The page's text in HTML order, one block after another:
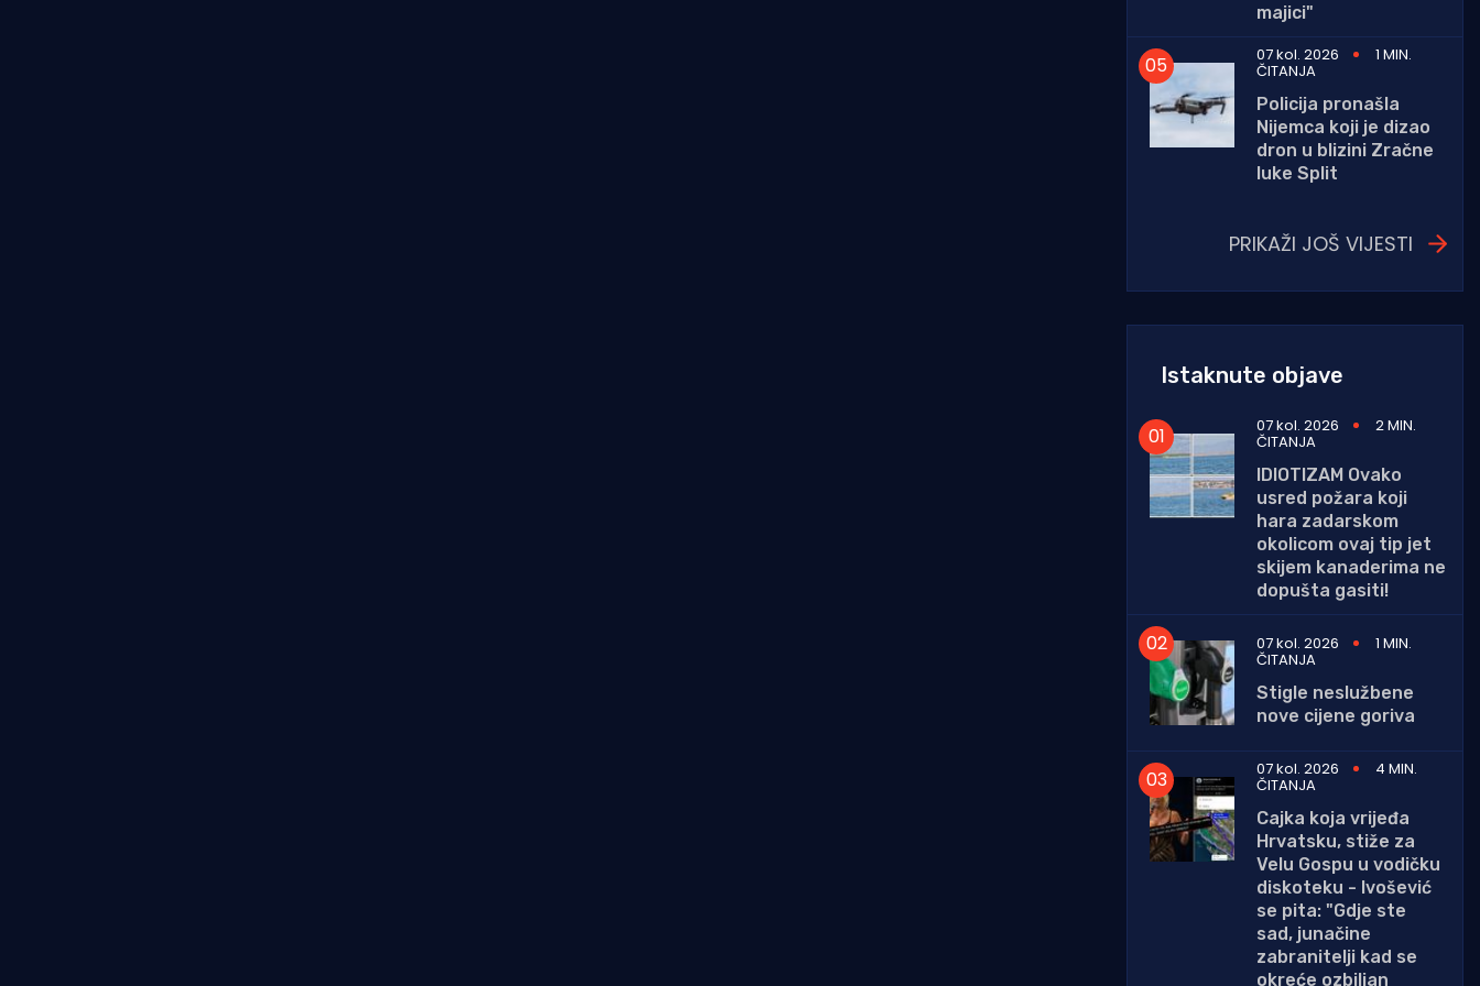
majici"
07 kol. 2026
1 MIN.
ČITANJA
Policija pronašla
Nijemca koji je dizao
dron u blizini Zračne
luke Split
PRIKAŽI JOŠ VIJESTI
Istaknute objave
07 kol. 2026 2 MIN.
ČITANJA
IDIOTIZAM Ovako
usred požara koji
hara zadarskom
okolicom ovaj tip jet
skijem kanaderima ne
dopušta gasiti!
07 kol. 2026 1 MIN.
ČITANJA
Stigle neslužbene
nove cijene goriva
07 kol. 2026 4 MIN.
ČITANJA
Cajka koja vrijeđa
Hrvatsku, stiže za
Velu Gospu u vodičku
diskoteku - Ivošević
se pita: "Gdje ste
sad, junačine
zabranitelji kad se
okreće ozbiljan